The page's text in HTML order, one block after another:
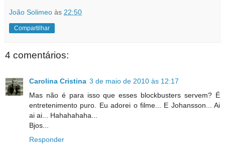
João Solimeo às 22:50
Compartilhar
4 comentários:
Carolina Cristina 3 de maio de 2010 às 12:17
Mas não é para isso que esses blockbusters servem? É
entretenimento puro. Eu adorei o filme... E Johansson... Ai
ai ai... Hahahahaha...
Bjos...
Responder